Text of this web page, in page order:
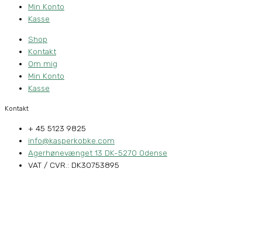
Min Konto
Kasse
Shop
Kontakt
Om mig
Min Konto
Kasse
Kontakt
+ 45 5123 9825
info@kasperkobke.com
Agerhønevænget 13 DK-5270 Odense
VAT / CVR.: DK30753895